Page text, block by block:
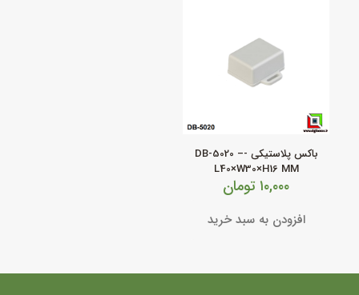
باکس پلاستیکی -DB-5020 –
L40×W30×H16 MM
۱۰,۰۰۰ تومان
افزودن به سبد خرید